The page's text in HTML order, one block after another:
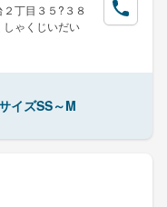
丁目３５?３８
しゃくじいだい
イズSS～M